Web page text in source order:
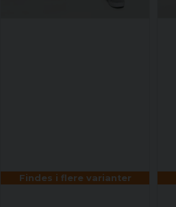
Findes i flere varianter